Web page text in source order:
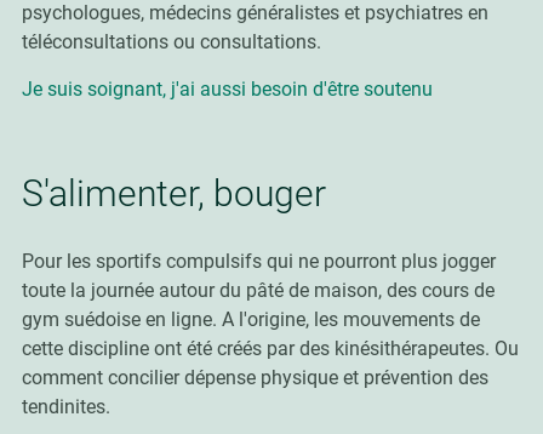
psychologues, médecins généralistes et psychiatres en
téléconsultations ou consultations.
Je suis soignant, j'ai aussi besoin d'être soutenu
S'alimenter, bouger
Pour les sportifs compulsifs qui ne pourront plus jogger
toute la journée autour du pâté de maison, des cours de
gym suédoise en ligne. A l'origine, les mouvements de
cette discipline ont été créés par des kinésithérapeutes. Ou
comment concilier dépense physique et prévention des
tendinites.